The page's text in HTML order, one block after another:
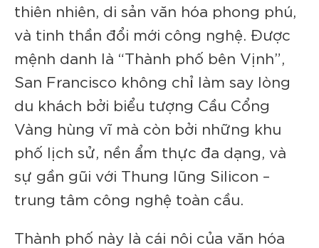
thiên nhiên, di sản văn hóa phong phú,
và tinh thần đổi mới công nghệ. Được
mệnh danh là “Thành phố bên Vịnh”,
San Francisco không chỉ làm say lòng
du khách bởi biểu tượng Cầu Cổng
Vàng hùng vĩ mà còn bởi những khu
phố lịch sử, nền ẩm thực đa dạng, và
sự gần gũi với Thung lũng Silicon –
trung tâm công nghệ toàn cầu.
Thành phố này là cái nôi của văn hóa